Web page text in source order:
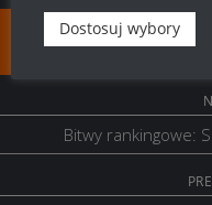
FOLLOW:
Bitwy rankingowe:
Dostosuj wybory